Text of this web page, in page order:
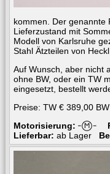
kommen. Der genannte
Lieferzustand mit
Modell von Karlsruhe
Stahl Ätzteilen von
Auf Wunsch, aber nicht
ohne BW, oder ein TW
eingesetzt, bestellt
Preise: TW € 389,00
Motorisierung:
Lieferbar: ab Lager